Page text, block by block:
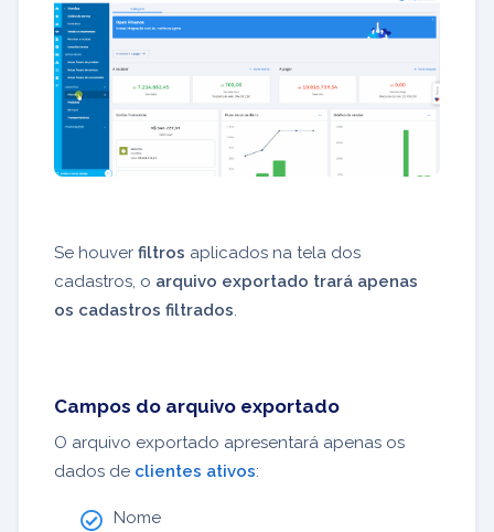
Se houver filtros aplicados na tela dos
cadastros, o arquivo exportado trará apenas
os cadastros filtrados.
Campos do arquivo exportado
O arquivo exportado apresentará apenas os
dados de clientes ativos:
Nome